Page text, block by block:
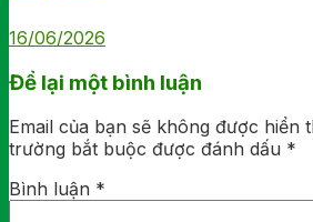
16/06/2026
Để lại một bình luận
Email của bạn sẽ không được hiển
trường bắt buộc được đánh dấu *
Bình luận *